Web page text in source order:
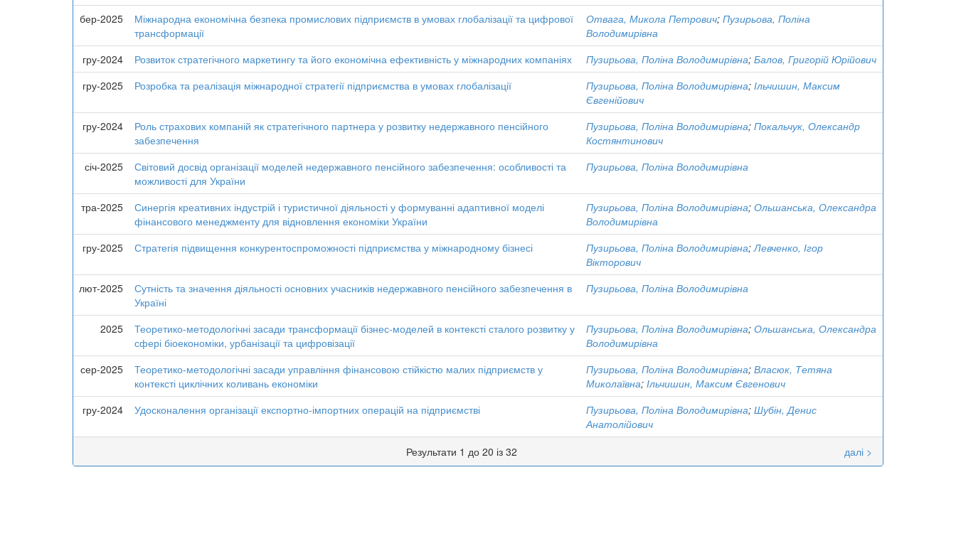
бер-2025
Міжнародна економічна безпека промислових підприємств в умовах глобалізації та цифрової
трансформації
Отвага, Микола Петрович; Пузирьова, Поліна
Володимирівна
гру-2024
Розвиток стратегічного маркетингу та його економічна ефективність у міжнародних компаніях Пузирьова, Поліна Володимирівна; Балов, Григорій Юрійович
гру-2025
Розробка та реалізація міжнародної стратегії підприємства в умовах глобалізації Пузирьова, Поліна Володимирівна; Ільчишин, Максим
Євгенійович
гру-2024
Роль страхових компаній як стратегічного партнера у розвитку недержавного пенсійного
забезпечення
Пузирьова, Поліна Володимирівна; Покальчук, Олександр
Костянтинович
січ-2025
Світовий досвід організації моделей недержавного пенсійного забезпечення: особливості та
можливості для України
Пузирьова, Поліна Володимирівна
тра-2025
Синергія креативних індустрій і туристичної діяльності у формуванні адаптивної моделі
фінансового менеджменту для відновлення економіки України
Пузирьова, Поліна Володимирівна; Ольшанська, Олександра
Володимирівна
гру-2025
Стратегія підвищення конкурентоспроможності підприємства у міжнародному бізнесі Пузирьова, Поліна Володимирівна;Левченко, Ігор
Вікторович
лют-2025
Сутність та значення діяльності основних учасників недержавного пенсійного забезпечення в
Україні
Пузирьова, Поліна Володимирівна
2025
Теоретико-методологічні засади трансформації бізнес-моделей в контексті сталого розвитку у
сфері біоекономіки, урбанізації та цифровізації
Пузирьова, Поліна Володимирівна; Ольшанська, Олександра
Володимирівна
сер-2025
Теоретико-методологічні засади управління фінансовою стійкістю малих підприємств у
контексті циклічних коливань економіки
Пузирьова, Поліна Володимирівна; Власюк, Тетяна
Миколаївна; Ільчишин, Максим Євгенович
гру-2024
Удосконалення організації експортно-імпортних операцій на підприємстві Пузирьова, Поліна Володимирівна; Шубін, Денис
Анатолійович
Результати 1 до 20 із 32
далі >